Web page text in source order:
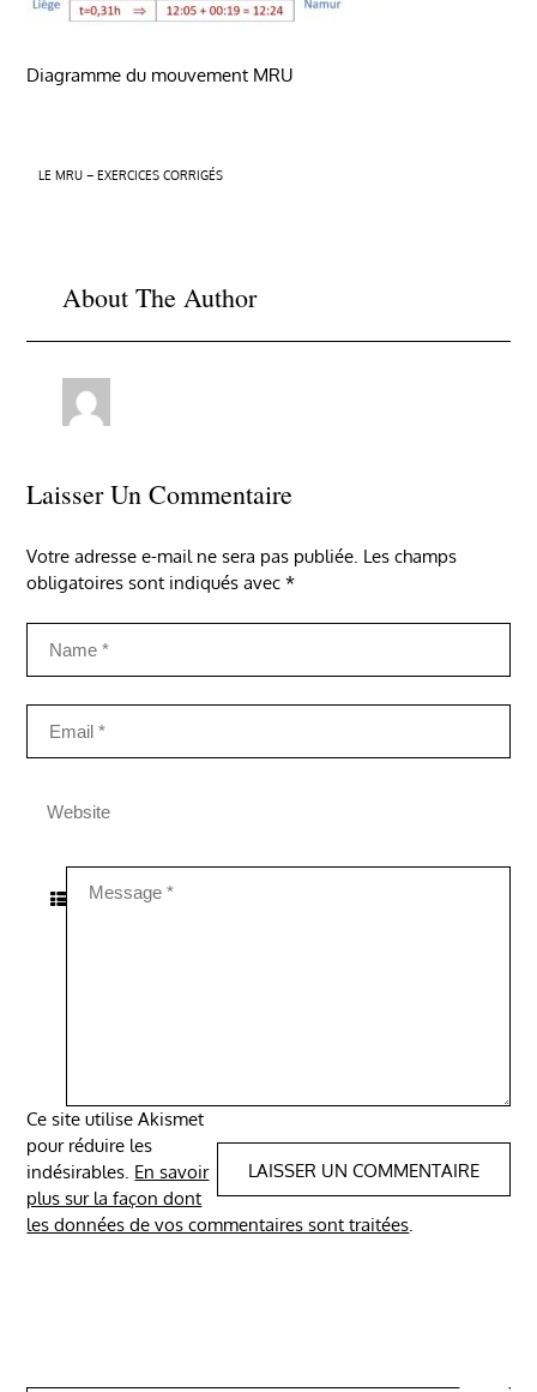
Diagramme du mouvement MRU
Navigation
LE MRU – EXERCICES CORRIGÉS
About The Author
Laisser Un Commentaire
Votre adresse e-mail ne sera pas publiée. Les champs
obligatoires sont indiqués avec*
Ce site utilise Akismet
pour réduire les
indésirables. En savoir
plus sur la façon dont
les données de vos commentaires sont traitées